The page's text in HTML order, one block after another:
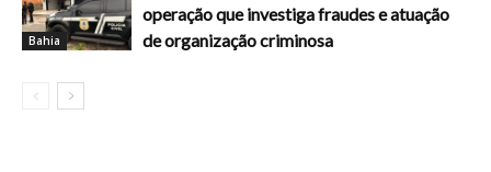
Bahia
operação que investiga fraudes e atuação
de organização criminosa